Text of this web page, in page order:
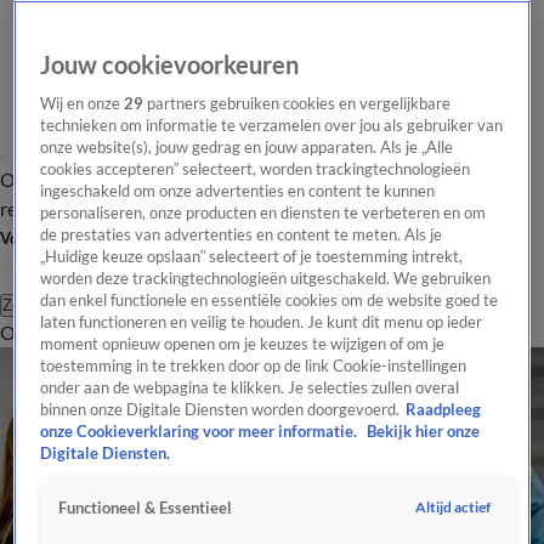
Overzicht Laatste nieuws Regionieuws Het beste van Hart
Tip de
redactie
Volg Hart van Nederland
Zoeken
OverzichtRegioUitzendingenWeerTip de redactiePanelVideo's
Jouw cookievoorkeuren
Wij en onze29 partners gebruiken cookies en vergelijkbare
technieken om informatie te verzamelen over jou als gebruiker van
onze website(s), jouw gedrag en jouw apparaten. Als je „Alle
cookies accepteren” selecteert, worden trackingtechnologieën
ingeschakeld om onze advertenties en content te kunnen
personaliseren, onze producten en diensten te verbeteren en om
de prestaties van advertenties en content te meten. Als je
„Huidige keuze opslaan” selecteert of je toestemming intrekt,
worden deze trackingtechnologieën uitgeschakeld. We gebruiken
dan enkel functionele en essentiële cookies om de website goed te
laten functioneren en veilig te houden. Je kunt dit menu op ieder
moment opnieuw openen om je keuzes te wijzigen of om je
toestemming in te trekken door op de link Cookie-instellingen
onder aan de webpagina te klikken. Je selecties zullen overal
binnen onze Digitale Diensten worden doorgevoerd. Raadpleeg
onze Cookieverklaring voor meer informatie.
Bekijk hier onze
Digitale Diensten.
Functioneel & Essentieel Altijd actief